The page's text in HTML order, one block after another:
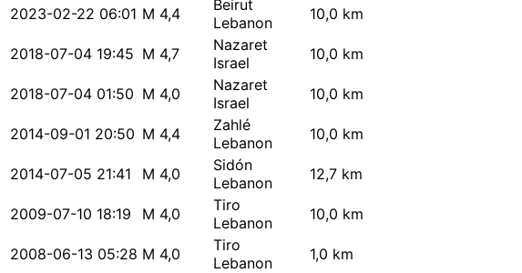
2023-02-22 06:01 M 4,4
Beirut
Lebanon
10,0 km
2018-07-04 19:45 M 4,7
Nazaret
Israel
10,0 km
2018-07-04 01:50 M 4,0
Nazaret
Israel
10,0 km
2014-09-01 20:50 M 4,4
Zahlé
Lebanon
10,0 km
2014-07-05 21:41 M 4,0
Sidón
Lebanon
12,7 km
2009-07-10 18:19 M 4,0
Tiro
Lebanon
10,0 km
2008-06-13 05:28 M 4,0
Tiro
Lebanon
1,0 km